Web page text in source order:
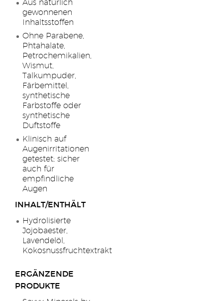
Aus natürlich
gewonnenen
Inhaltsstoffen
Ohne Parabene,
Phtahalate,
Petrochemikalien,
Wismut,
Talkumpuder,
Färbemittel,
synthetische
Farbstoffe oder
synthetische
Duftstoffe
Klinisch auf
Augenirritationen
getestet; sicher
auch für
empfindliche
Augen
INHALT/ENTHÄLT
Hydrolisierte
Jojobaester,
Lavendelöl,
Kokosnussfruchtextrakt
ERGÄNZENDE
PRODUKTE